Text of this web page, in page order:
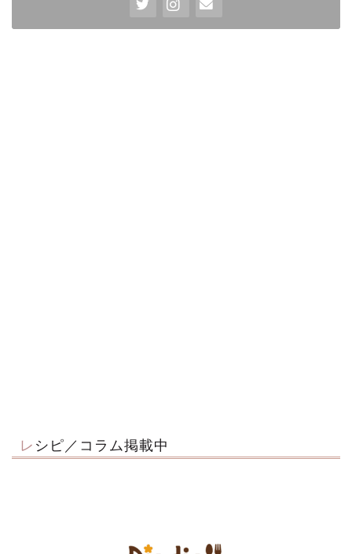
レシピ／コラム掲載中